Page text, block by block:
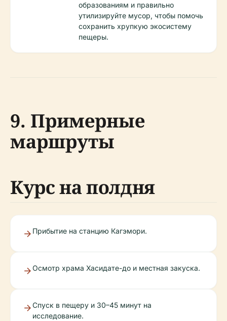
образованиям и правильно
утилизируйте мусор, чтобы помочь
сохранить хрупкую экосистему
пещеры.
9. Примерные
маршруты
Курс на полдня
Прибытие на станцию Кагэмори.
Осмотр храма Хасидате-до и местная закуска.
Спуск в пещеру и 30–45 минут на
исследование.